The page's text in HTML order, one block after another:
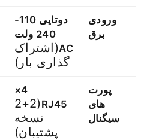
ورودی
برق
دوتایی 110-
240 ولت
AC(اشتراک
گذاری بار)
پورت
های
سیگنال
4×
RJ45
(2+2
نسخه
پشتیبان)